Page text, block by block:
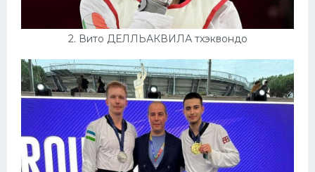
2. Вито ДЕЛЛЬАКВИЛА тхэквондо